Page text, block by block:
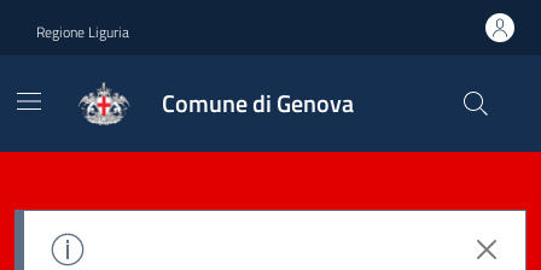
Regione Liguria
Comune di Genova